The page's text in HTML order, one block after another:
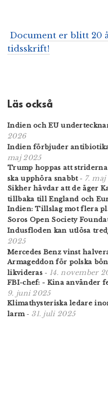
Document er blitt 20
tidsskrift!
Läs också
Indien och EU
2026
Indien förbjuder
maj 2025
Trump hoppas att
ska upphöra snabbt- 7.
Sikher hävdar att de äger
tillbaka till England och
Indien: Tillslag mot flera
Soros Open Society
Indusfloden kan utlösa
2025
Mercedes Benz vinst
Armageddon för polska
likvideras - 14. november
FBI-chef: - Kina använder
9. juni 2025
Klimathysteriska ledare
larm- 31. juli 2025